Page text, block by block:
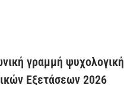
γραμμή
Εξετάσεων 2026